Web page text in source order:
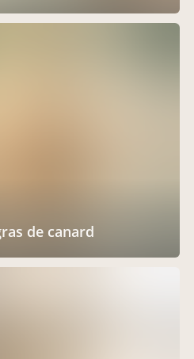
de canard